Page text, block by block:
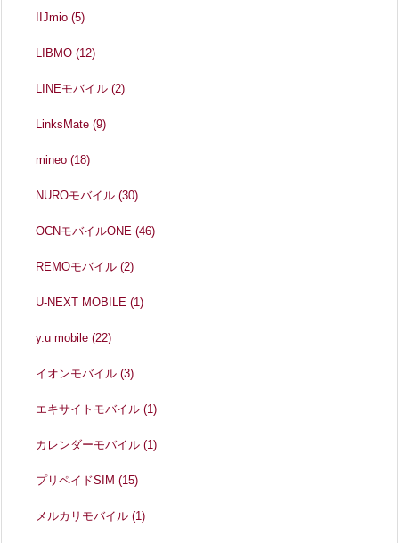
IIJmio(5)
LIBMO(12)
LINEモバイル(2)
LinksMate(9)
mineo(18)
NUROモバイル(30)
OCNモバイルONE(46)
REMOモバイル(2)
U-NEXT MOBILE(1)
y.u mobile(22)
イオンモバイル(3)
エキサイトモバイル(1)
カレンダーモバイル(1)
プリペイドSIM(15)
メルカリモバイル(1)